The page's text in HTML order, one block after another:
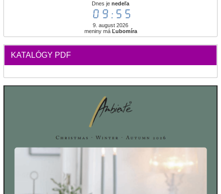
Dnes je nedeľa
09:55
9. august 2026
meniny má Ľubomíra
KATALÓGY PDF